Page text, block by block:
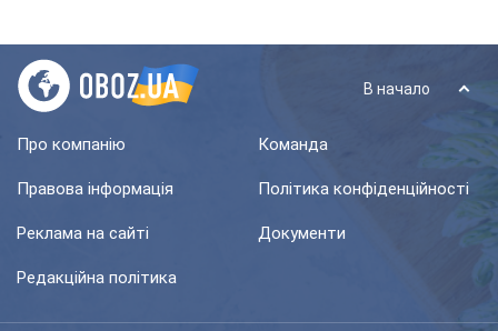
В начало
Про компанію Команда
Правова інформація Політика конфіденційності
Реклама на сайті Документи
Редакційна політика